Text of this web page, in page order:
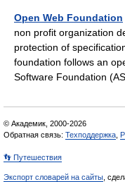
Open Web Foundation
non profit organization
protection of
foundation follows an
Software Foundation
© Академик, 2000-2026
Обратная связь: Техподдержка
👣 Путешествия
Экспорт словарей на сайты ,